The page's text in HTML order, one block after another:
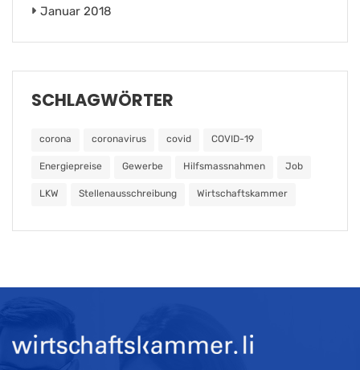
Januar 2018
SCHLAGWÖRTER
corona coronavirus covid COVID-19
Energiepreise Gewerbe Hilfsmassnahmen Job
LKW Stellenausschreibung Wirtschaftskammer